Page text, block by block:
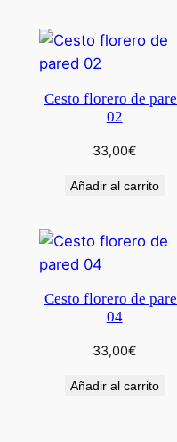
Cesto florero de
02
33,00€
Añadir al carrito
Cesto florero de
04
33,00€
Añadir al carrito